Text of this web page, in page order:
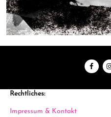
Rechtliches:
Impressum & Kontakt